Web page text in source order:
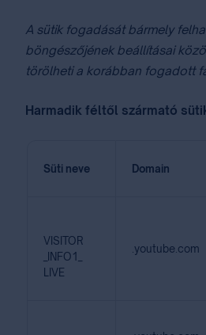
A sütik fogadását bármely
böngészőjének beállításai
törölheti a korábban fogadott
Harmadik féltől szármató
Süti neve Domain
VISITOR
_INFO1_
LIVE
.youtube.com